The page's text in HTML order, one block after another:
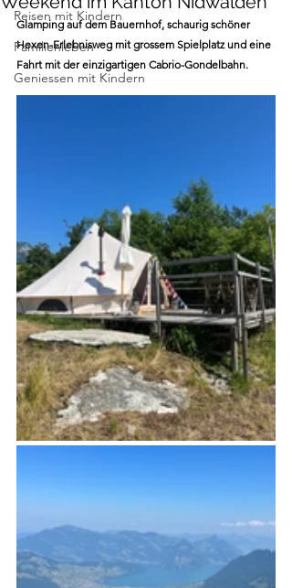
Reisen mit Kindern
Familienleben
Geniessen mit Kindern
Glamping auf dem Bauernhof, schaurig schöner
Hexen-Erlebnisweg mit grossem Spielplatz und eine
Fahrt mit der einzigartigen Cabrio-Gondelbahn.